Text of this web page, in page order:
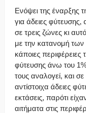
Ενόψει της έναρξης
για άδειες
σε τρεις ζώνες κι
με την κατανομή των
κάποιες
φύτευσης άνω του
τους αναλογεί, και
αντίστοιχα άδειες
εκτάσεις, παρότι
αιτήματα στις